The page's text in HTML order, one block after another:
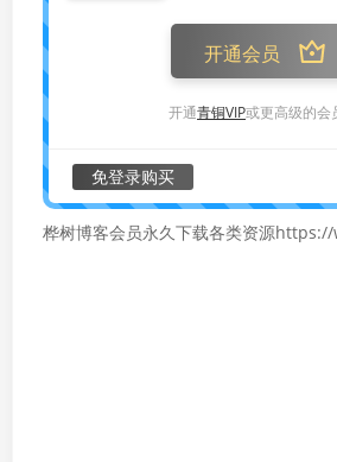
开通会员
开通青铜VIP或更高级的会
免登录购买
桦树博客会员永久下载各类资源